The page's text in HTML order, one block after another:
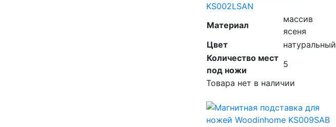
KS002LSAN
Материал
массив
ясеня
Цвет
натуральный
Количество мест
под ножи
5
Товара нет в наличии